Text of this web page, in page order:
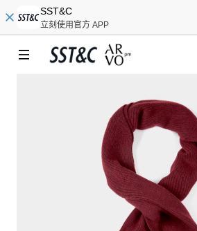
SST&C
立刻使用官方 APP